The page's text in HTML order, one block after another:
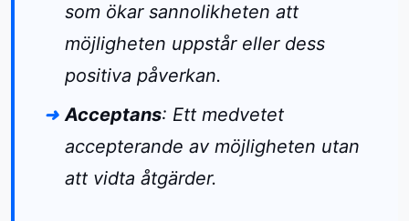
som ökar sannolikheten att
möjligheten uppstår eller dess
positiva påverkan.
Acceptans: Ett medvetet
accepterande av möjligheten utan
att vidta åtgärder.